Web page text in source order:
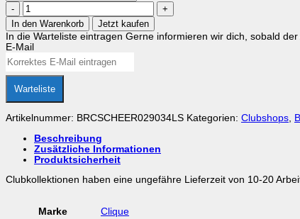
Broncos
Cheerleaders
Longsleeve
Ladies
Tee
Menge
In den Warenkorb
Jetzt kaufen
In die Warteliste eintragen Gerne informieren wir dich, sobald
E-Mail
Warteliste
Artikelnummer: BRCSCHEER029034LS Kategorien: Clubshops
Beschreibung
Zusätzliche Informationen
Produktsicherheit
Clubkollektionen haben eine ungefähre Lieferzeit von 10-20
Marke Clique